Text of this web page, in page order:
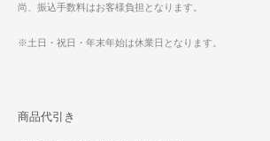
尚、振込手数料はお客様負担となります。
※土日・祝日・年末年始は休業日となります。
商品代引き